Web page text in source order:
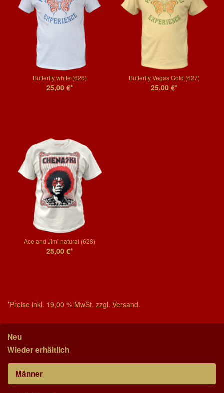
Butterfly white (626)
25,00 €*
Butterfly Vegas Gold (627)
25,00 €*
Ace and Jimi natural (628)
25,00 €*
*Preise inkl. 19,00 % MwSt. zzgl. Versand.
Neu
Wieder erhältlich
Männer